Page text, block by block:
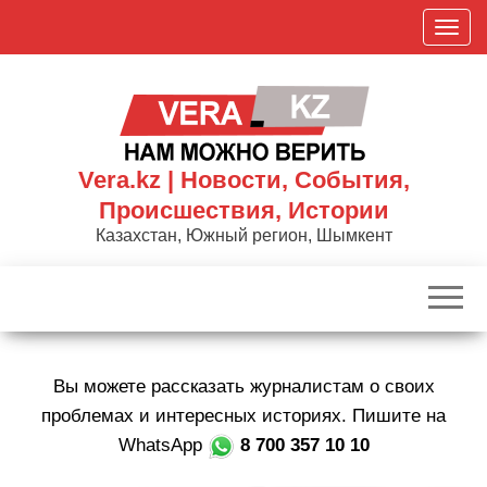
П
о
к
р
Vera.kz | Новости, События,
Происшествия, Истории
Казахстан, Южный регион, Шымкент
Вы можете рассказать журналистам о своих
проблемах и интересных историях. Пишите на
WhatsApp
8 700 357 10 10